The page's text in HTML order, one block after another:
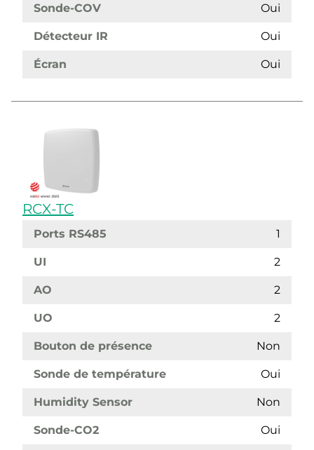
Sonde-COV Oui
Détecteur IR Oui
Écran Oui
RCX-TC
Ports RS485 1
UI 2
AO 2
UO 2
Bouton de présence Non
Sonde de température Oui
Humidity Sensor Non
Sonde-CO2 Oui